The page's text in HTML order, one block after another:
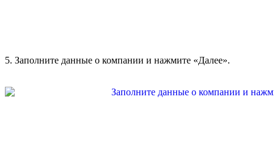
5. Заполните данные о компании и нажмите «Далее».